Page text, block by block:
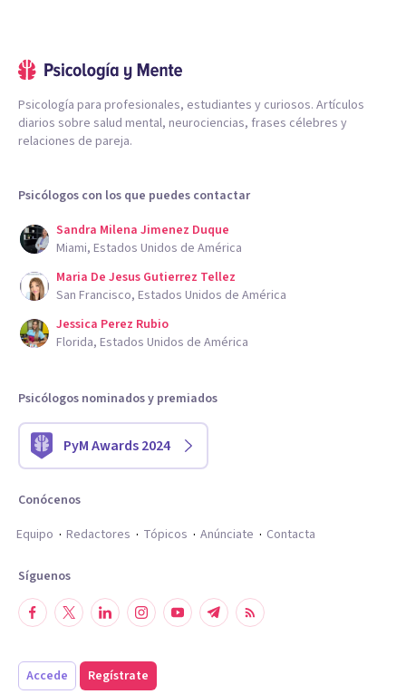
Psicología para profesionales, estudiantes y curiosos. Artículos
diarios sobre salud mental, neurociencias, frases célebres y
relaciones de pareja.
Psicólogos con los que puedes contactar
Sandra Milena Jimenez Duque
Miami, Estados Unidos de América
Maria De Jesus Gutierrez Tellez
San Francisco, Estados Unidos de América
Jessica Perez Rubio
Florida, Estados Unidos de América
Psicólogos nominados y premiados
PyM Awards 2024
Conócenos
Equipo
Redactores Tópicos Anúnciate Contacta
Síguenos
Accede Regístrate